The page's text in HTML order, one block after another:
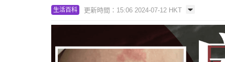
生活百科 更新時間：15:06 2024-07-12 HKT